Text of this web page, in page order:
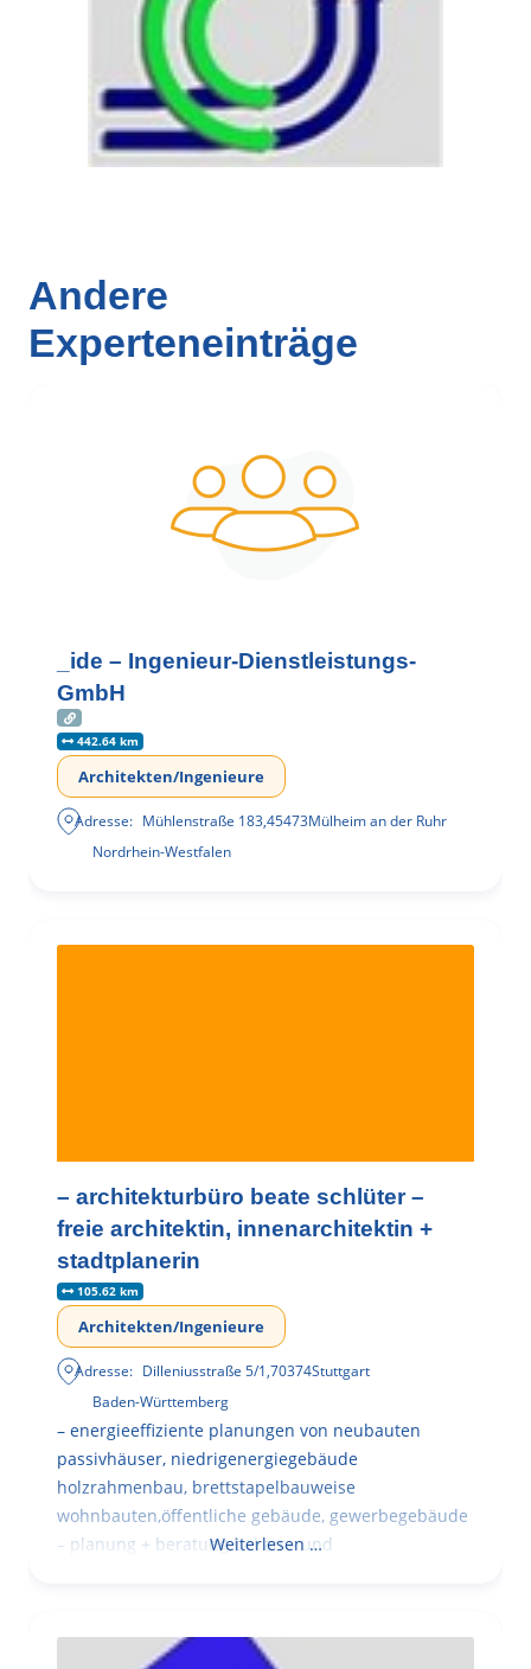
Andere
Experteneinträge
_ide – Ingenieur-Dienstleistungs-
GmbH
442.64 km
Architekten/Ingenieure
Adresse: Mühlenstraße 183,45473Mülheim an der Ruhr
Nordrhein-Westfalen
– architekturbüro beate schlüter –
freie architektin, innenarchitektin +
stadtplanerin
105.62 km
Architekten/Ingenieure
Adresse: Dilleniusstraße 5/1,70374Stuttgart
Baden-Württemberg
– energieeffiziente planungen von neubauten
passivhäuser, niedrigenergiegebäude
holzrahmenbau, brettstapelbauweise
wohnbauten,öffentliche gebäude, gewerbegebäude
– planung + beratung bei an – und
Weiterlesen …